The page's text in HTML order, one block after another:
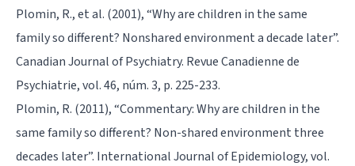
Plomin, R., et al. (2001), “Why are children in the same
family so different? Nonshared environment a decade later”.
Canadian Journal of Psychiatry. Revue Canadienne de
Psychiatrie, vol. 46, núm. 3, p. 225-233.
Plomin, R. (2011), “Commentary: Why are children in the
same family so different? Non-shared environment three
decades later”. International Journal of Epidemiology, vol.